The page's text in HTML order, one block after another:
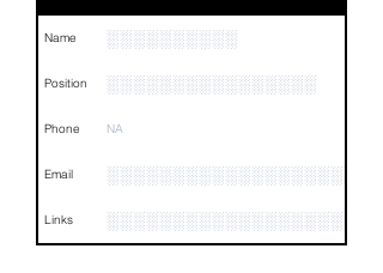
Name ░░░░░░░░░░
Position ░░░░░░░░░░░░░░░░
Phone NA
Email
Links